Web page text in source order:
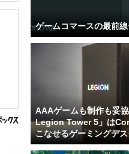
ゲームコマースの最前
AAAゲームも制作も妥
Legion Tower 5」は
こなせるゲーミングデ